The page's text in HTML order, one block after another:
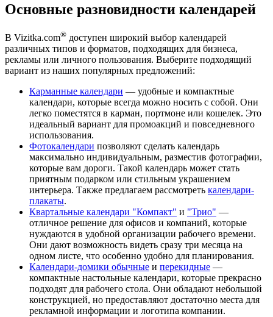
Основные разновидности календарей
В Vizitka.com® доступен широкий выбор календарей
различных типов и форматов, подходящих для бизнеса,
рекламы или личного пользования. Выберите подходящий
вариант из наших популярных предложений:
Карманные календари — удобные и компактные
календари, которые всегда можно носить с собой. Они
легко поместятся в карман, портмоне или кошелек. Это
идеальный вариант для промоакций и повседневного
использования.
Фотокалендари позволяют сделать календарь
максимально индивидуальным, разместив фотографии,
которые вам дороги. Такой календарь может стать
приятным подарком или стильным украшением
интерьера. Также предлагаем рассмотреть календари-
плакаты.
Квартальные календари "Компакт" и "Трио" —
отличное решение для офисов и компаний, которые
нуждаются в удобной организации рабочего времени.
Они дают возможность видеть сразу три месяца на
одном листе, что особенно удобно для планирования.
Календари-домики обычные и перекидные —
компактные настольные календари, которые прекрасно
подходят для рабочего стола. Они обладают небольшой
конструкцией, но предоставляют достаточно места для
рекламной информации и логотипа компании.